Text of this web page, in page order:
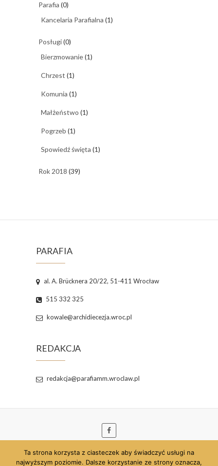
Parafia (0)
Kancelaria Parafialna (1)
Posługi(0)
Bierzmowanie(1)
Chrzest (1)
Komunia (1)
Małżeństwo (1)
Pogrzeb (1)
Spowiedź święta (1)
Rok 2018 (39)
PARAFIA
al. A. Brücknera 20/22, 51-411 Wrocław
515 332 325
kowale@archidiecezja.wroc.pl
REDAKCJA
redakcja@parafiamm.wroclaw.pl
© 2026Parafia pw. Najświętszej Maryi Panny
Ta strona korzysta z ciasteczek aby świadczyć usługi na
najwyższym poziomie. Dalsze korzystanie ze strony oznacza,